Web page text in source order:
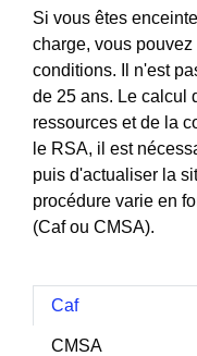
Si vous êtes
charge, vous
conditions. Il n'est
de 25 ans. Le calcul
ressources et de la
le RSA, il est
puis d'actualiser la
procédure varie en
(Caf ou CMSA).
Caf
CMSA